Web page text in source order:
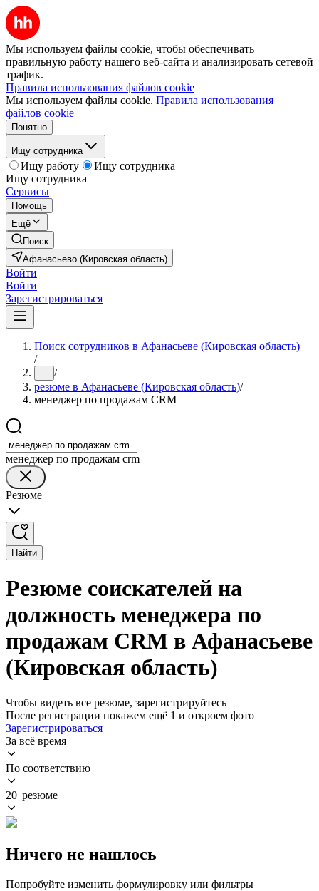
Мы используем файлы cookie, чтобы обеспечивать
правильную работу нашего веб-сайта и анализировать сетевой
трафик.
Правила использования файлов cookie
Мы используем файлы cookie. Правила использования
файлов cookie
Понятно
Ищу сотрудника
Ищу работу
Ищу сотрудника
Ищу сотрудника
Сервисы
Помощь
Ещё
Поиск
Афанасьево (Кировская область)
Войти
Войти
Зарегистрироваться
Поиск сотрудников в Афанасьеве (Кировская область)
/
... /
резюме в Афанасьеве (Кировская область)/
менеджер по продажам CRM
менеджер по продажам crm
Резюме
Найти
Резюме соискателей на
должность менеджера по
продажам CRM в Афанасьеве
(Кировская область)
Чтобы видеть все резюме, зарегистрируйтесь
После регистрации покажем ещё 1 и откроем фото
Зарегистрироваться
За всё время
По соответствию
20 резюме
Ничего не нашлось
Попробуйте изменить формулировку или фильтры